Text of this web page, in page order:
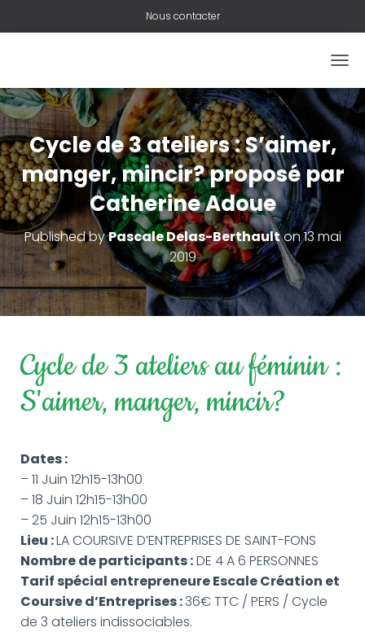
Nous contacter
U
V
R
I
F
E
R
L
A
N
A
G
Cycle de 3 ateliers : S’aimer,
manger, mincir? proposé par
Catherine Adoue
Published byPascale Delas-Berthaulton13 mai
2019
Cycle de 3 ateliers au féminin :
S'aimer, manger, mincir?
Dates :
– 11 Juin 12h15-13h00
– 18 Juin 12h15-13h00
– 25 Juin 12h15-13h00
Lieu :LA COURSIVE D’ENTREPRISES DE SAINT-FONS
Nombre de participants :DE 4 A 6 PERSONNES
Tarif spécial entrepreneure Escale Création et
Coursive d’Entreprises :36€ TTC / PERS / Cycle
de 3 ateliers indissociables.